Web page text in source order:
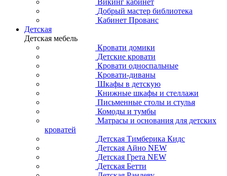
Добрый мастер библиотека
Кабинет Прованс
Детская
Детская мебель
Кровати домики
Детские кровати
Кровати односпальные
Кровати-диваны
Шкафы в детскую
Книжные шкафы и стеллажи
Письменные столы и стулья
Комоды и тумбы
Матрасы и основания для детских
кроватей
Детская Тимберика Кидс
Детская Айно NEW
Детская Грета NEW
Детская Бетти